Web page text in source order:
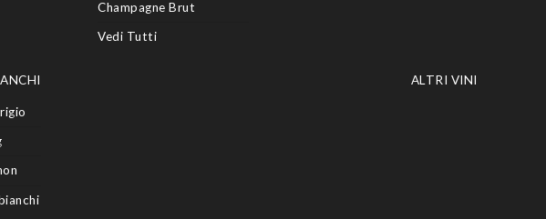
Champagne Brut
Vedi Tutti
ALTRI VINI